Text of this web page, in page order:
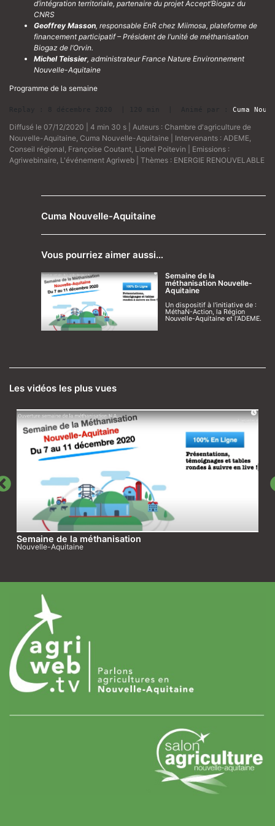
d’intégration territoriale, partenaire du projet Accept’Biogaz du
CNRS
Geoffrey Masson, responsable EnR chez Miimosa, plateforme de
financement participatif – Président de l’unité de méthanisation
Biogaz de l’Orvin.
Michel Teissier, administrateur France Nature Environnement
Nouvelle-Aquitaine
Programme de la semaine
Replay : 8 décembre 2020  | 120 min  |  Animé par : Cuma
Diffusé le 07/12/2020 | 4 min 30 s | Auteurs : Chambre d'agriculture de
Nouvelle-Aquitaine, Cuma Nouvelle-Aquitaine | Intervenants : ADEME,
Conseil régional, Françoise Coutant, Lionel Poitevin | Emissions :
Agriwebinaire, L'événement Agriweb | Thèmes : ENERGIE RENOUVELABLE
Cuma Nouvelle-Aquitaine
Vous pourriez aimer aussi…
Semaine de la
méthanisation Nouvelle-
Aquitaine
Un dispositif à l'initiative de :
MéthaN-Action, la Région
Nouvelle-Aquitaine et l'ADEME.
Les vidéos les plus vues
Semaine de la méthanisation
Nouvelle-Aquitaine